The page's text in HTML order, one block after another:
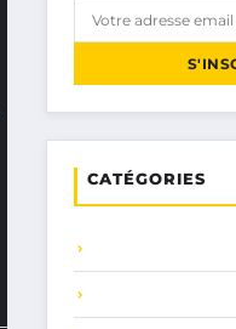
CATÉGORIES